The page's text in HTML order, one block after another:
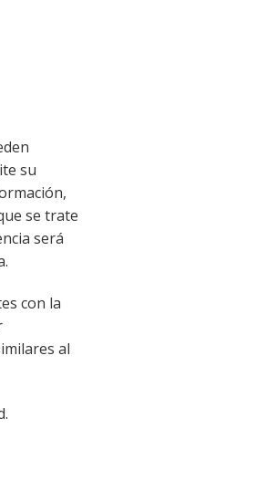
su
se trate
será
con la
al